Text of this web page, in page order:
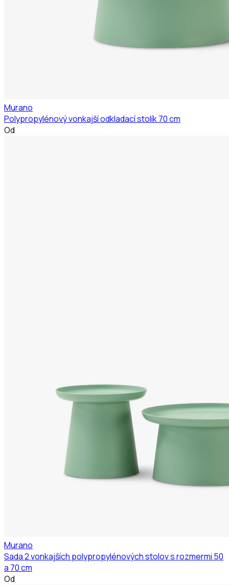
Murano
Polypropylénový vonkajší odkladací stolík 70 cm
Od
Murano
Sada 2 vonkajších polypropylénových stolov s rozmermi 50
a 70 cm
Od